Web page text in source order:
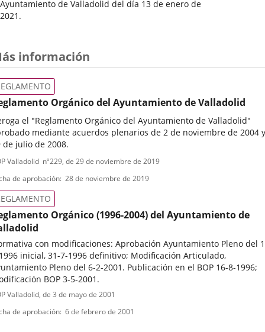
Ayuntamiento de Valladolid del día 13 de enero de
2021.
la
Sesióninformación
Orgánico del Ayuntamiento de Valladolid
el "Reglamento Orgánico del Ayuntamiento de Valladolid"
mediante acuerdos plenarios de 2 de noviembre de 2004 y
de julio de 2008.
Valladolid nº229, de 29 de noviembre de 2019
de aprobación 28 de noviembre de 2019
Orgánico (1996-2004) del Ayuntamiento de
con modificaciones: Aprobación Ayuntamiento Pleno del
inicial, 31-7-1996 definitivo; Modificación Articulado,
Pleno del 6-2-2001. Publicación en el BOP 16-8-1996;
BOP 3-5-2001.
Valladolid, de 3 de mayo de 2001
de aprobación 6 de febrero de 2001